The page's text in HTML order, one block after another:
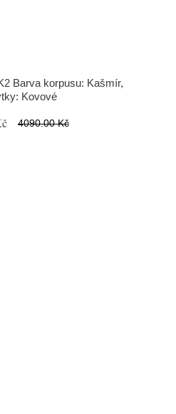
Barva korpusu: Kašmír,
Kovové
4090.00 Kč